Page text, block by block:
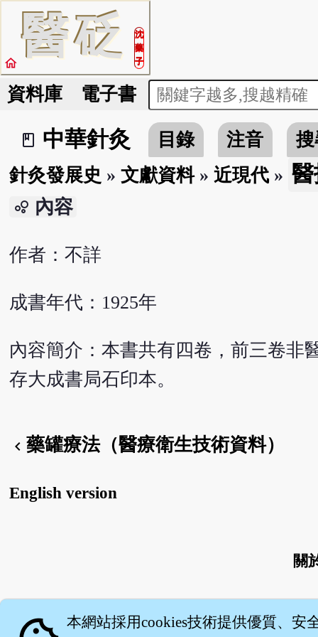
醫砭
沈
藥
子
home
資料庫 電子書
book_2
中華針灸 目錄 注音
針灸發展史 » 文獻資料» 近現代»
bubble_chart 內容
作者：不詳
成書年代：1925年
內容簡介：本書共有四卷，前三卷非
存大成書局石印本。
chevron_left 藥罐療法（醫療衛生技術資料）
English version
關
本網站採用cookies技術提供優質、安